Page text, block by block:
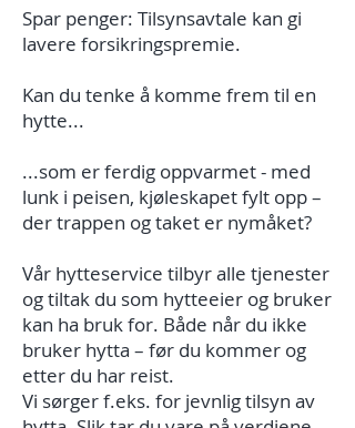
Spar penger: Tilsynsavtale kan gi
lavere forsikringspremie.
Kan du tenke å komme frem til en
hytte...
...som er ferdig oppvarmet - med
lunk i peisen, kjøleskapet fylt opp –
der trappen og taket er nymåket?
Vår hytteservice tilbyr alle tjenester
og tiltak du som hytteeier og bruker
kan ha bruk for. Både når du ikke
bruker hytta – før du kommer og
etter du har reist.
Vi sørger f.eks. for jevnlig tilsyn av